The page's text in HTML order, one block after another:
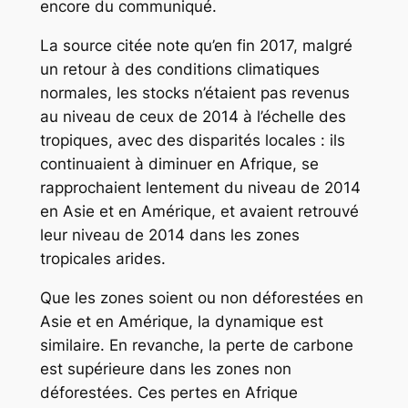
encore du communiqué.
La source citée note qu’en fin 2017, malgré
un retour à des conditions climatiques
normales, les stocks n’étaient pas revenus
au niveau de ceux de 2014 à l’échelle des
tropiques, avec des disparités locales : ils
continuaient à diminuer en Afrique, se
rapprochaient lentement du niveau de 2014
en Asie et en Amérique, et avaient retrouvé
leur niveau de 2014 dans les zones
tropicales arides.
Que les zones soient ou non déforestées en
Asie et en Amérique, la dynamique est
similaire. En revanche, la perte de carbone
est supérieure dans les zones non
déforestées. Ces pertes en Afrique